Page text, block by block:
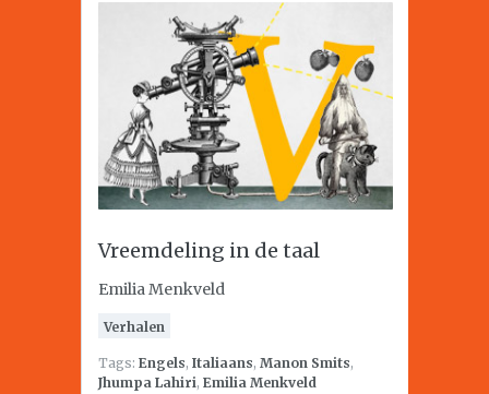
Vreemdeling in de taal
Emilia Menkveld
Verhalen
Tags: Engels, Italiaans, Manon Smits,
Jhumpa Lahiri, Emilia Menkveld